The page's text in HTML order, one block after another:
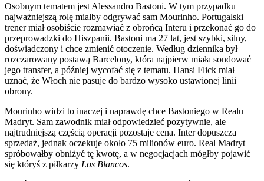
Osobnym tematem jest Alessandro Bastoni. W tym przypadku
najważniejszą rolę miałby odgrywać sam Mourinho. Portugalski
trener miał osobiście rozmawiać z obrońcą Interu i przekonać go do
przeprowadzki do Hiszpanii. Bastoni ma 27 lat, jest szybki, silny,
doświadczony i chce zmienić otoczenie. Według dziennika był
rozczarowany postawą Barcelony, która najpierw miała sondować
jego transfer, a później wycofać się z tematu. Hansi Flick miał
uznać, że Włoch nie pasuje do bardzo wysoko ustawionej linii
obrony.
Mourinho widzi to inaczej i naprawdę chce Bastoniego w Realu
Madryt. Sam zawodnik miał odpowiedzieć pozytywnie, ale
najtrudniejszą częścią operacji pozostaje cena. Inter dopuszcza
sprzedaż, jednak oczekuje około 75 milionów euro. Real Madryt
spróbowałby obniżyć tę kwotę, a w negocjacjach mógłby pojawić
się któryś z piłkarzy Los Blancos.